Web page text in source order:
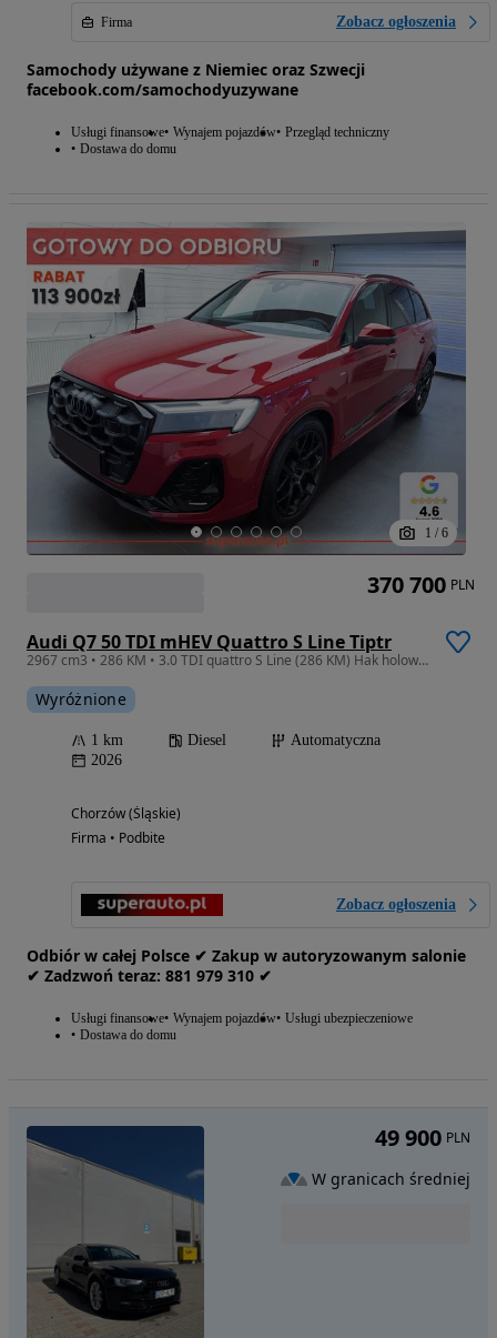
Firma Zobacz ogłoszenia
Samochody używane z Niemiec oraz Szwecji
facebook.com/samochodyuzywane
Usługi finansowe Wynajem pojazdów Przegląd techniczny
Dostawa do domu
1 / 6
Audi Q7 50 TDI mHEV Quattro S Line Tiptr
2967 cm3 • 286 KM • 3.0 TDI quattro S Line (286 KM) Hak holowniczy
Wyróżnione
1 km Diesel
Automatyczna
2026
Chorzów (Śląskie)
Firma • Podbite
Zobacz ogłoszenia
Odbiór w całej Polsce ✔ Zakup w autoryzowanym salonie
✔ Zadzwoń‎ t‎eraz: ‎881‎ 979‎ 310 ✔
Usługi finansowe Wynajem pojazdów Usługi ubezpieczeniowe
Dostawa do domu
370 700 PLN
49 900 PLN
W granicach średniej